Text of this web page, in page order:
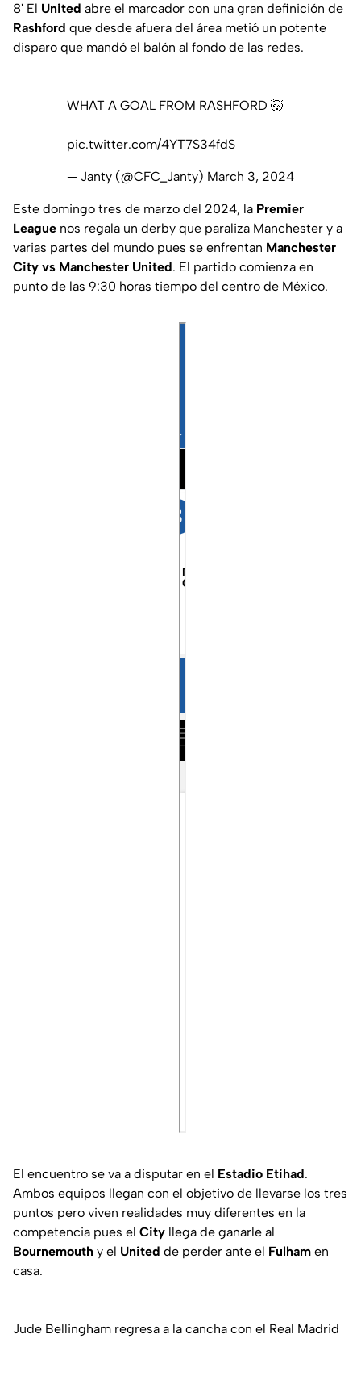
8' El United abre el marcador con una gran definición de
Rashford que desde afuera del área metió un potente
disparo que mandó el balón al fondo de las redes.
WHAT A GOAL FROM RASHFORD 🤯
pic.twitter.com/4YT7S34fdS
— Janty (@CFC_Janty) March 3, 2024
Este domingo tres de marzo del 2024, la Premier
League nos regala un derby que paraliza Manchester y a
varias partes del mundo pues se enfrentan Manchester
City vs Manchester United. El partido comienza en
punto de las 9:30 horas tiempo del centro de México.
El encuentro se va a disputar en el Estadio Etihad.
Ambos equipos llegan con el objetivo de llevarse los tres
puntos pero viven realidades muy diferentes en la
competencia pues el City llega de ganarle al
Bournemouth y el United de perder ante el Fulham en
casa.
Jude Bellingham regresa a la cancha con el Real Madrid